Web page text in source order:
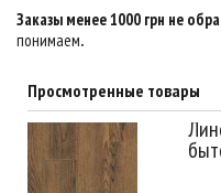
Заказы менее 1000 грн не
понимаем.
Просмотренные товары